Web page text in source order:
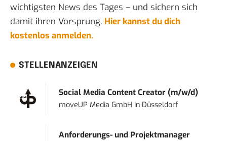
wichtigsten News des Tages – und sichern sich
damit ihren Vorsprung. Hier kannst du dich
kostenlos anmelden.
STELLENANZEIGEN
Social Media Content Creator (m/w/d)
moveUP Media GmbH in Düsseldorf
Anforderungs- und Projektmanager